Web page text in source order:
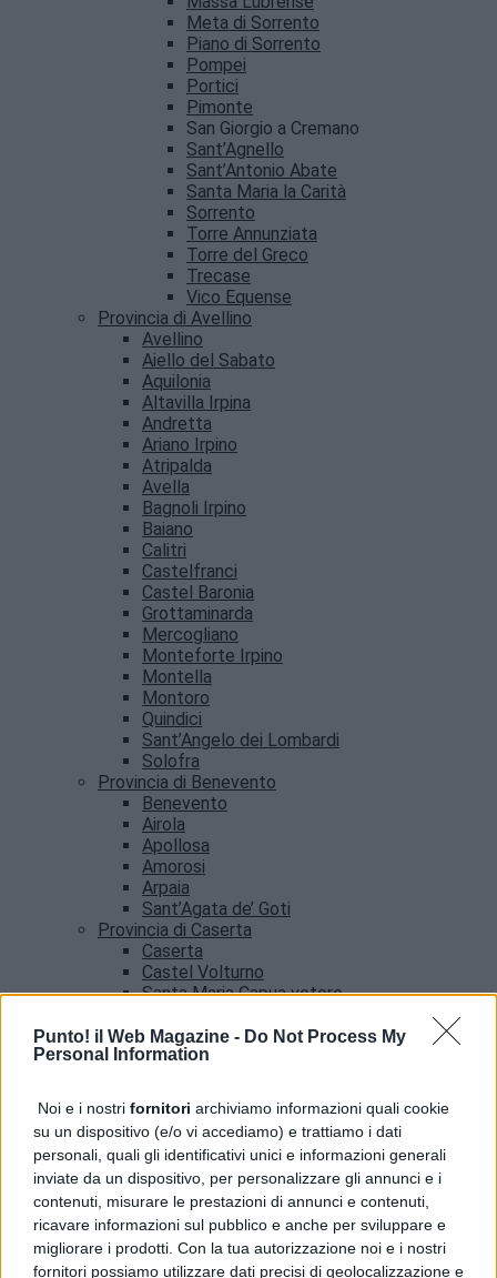
Punto! il Web Magazine - Do Not Process My
Personal Information
Noi e i nostri fornitori archiviamo informazioni quali cookie
su un dispositivo (e/o vi accediamo) e trattiamo i dati
personali, quali gli identificativi unici e informazioni generali
inviate da un dispositivo, per personalizzare gli annunci e i
contenuti, misurare le prestazioni di annunci e contenuti,
ricavare informazioni sul pubblico e anche per sviluppare e
migliorare i prodotti. Con la tua autorizzazione noi e i nostri
fornitori possiamo utilizzare dati precisi di geolocalizzazione e
Meta di Sorrento
Piano di Sorrento
Pompei
Portici
Pimonte
San Giorgio a Cremano
Sant’Agnello
Sant’Antonio Abate
Santa Maria la Carità
Sorrento
Torre Annunziata
Torre del Greco
Trecase
Vico Equense
Provincia di Avellino
Avellino
Aiello del Sabato
Aquilonia
Altavilla Irpina
Andretta
Ariano Irpino
Atripalda
Avella
Bagnoli Irpino
Baiano
Calitri
Castelfranci
Castel Baronia
Grottaminarda
Mercogliano
Monteforte Irpino
Montella
Montoro
Quindici
Sant’Angelo dei Lombardi
Solofra
Provincia di Benevento
Benevento
Airola
Apollosa
Amorosi
Arpaia
Sant’Agata de’ Goti
Provincia di Caserta
Caserta
Castel Volturno
Santa Maria Capua vetere
Salerno
Agropoli
Angri
Castellabate
News